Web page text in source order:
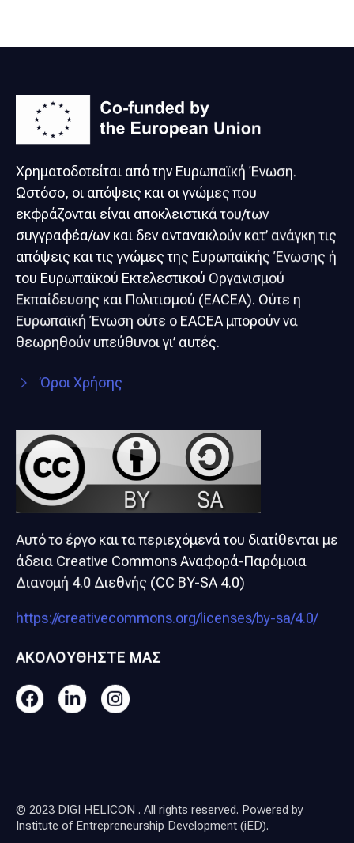
Χρηματοδοτείται από την Ευρωπαϊκή Ένωση.
Ωστόσο, οι απόψεις και οι γνώμες που
εκφράζονται είναι αποκλειστικά του/των
συγγραφέα/ων και δεν αντανακλούν κατ’ ανάγκη τις
απόψεις και τις γνώμες της Ευρωπαϊκής Ένωσης ή
του Ευρωπαϊκού Εκτελεστικού Οργανισμού
Εκπαίδευσης και Πολιτισμού (EACEA). Ούτε η
Ευρωπαϊκή Ένωση ούτε ο EACEA μπορούν να
θεωρηθούν υπεύθυνοι γι’ αυτές.
Όροι Χρήσης
Αυτό το έργο και τα περιεχόμενά του διατίθενται με
άδεια Creative Commons Αναφορά-Παρόμοια
Διανομή 4.0 Διεθνής (CC BY-SA 4.0)
https://creativecommons.org/licenses/by-sa/4.0/
ΑΚΟΛΟΥΘΗΣΤΕ ΜΑΣ
© 2023 DIGI HELICON . All rights reserved. Powered by
Institute of Entrepreneurship Development (iED).